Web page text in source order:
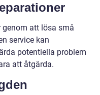
att lösa små
service kan
potentiella problem
att åtgärda.